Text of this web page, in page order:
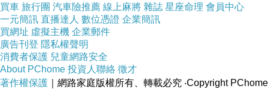
買車 旅行團 汽車險推薦 線上麻將 雜誌 星座命理 會員中心
一元簡訊 直播達人 數位憑證 企業簡訊
買網址 虛擬主機 企業郵件
廣告刊登 隱私權聲明
消費者保護 兒童網路安全
About PChome 投資人聯絡 徵才
著作權保護 ｜網路家庭版權所有、轉載必究 ‧Copyright PChome